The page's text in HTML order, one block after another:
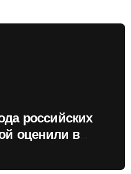
российских
оценили в